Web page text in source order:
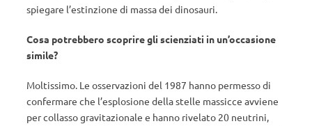
spiegare l’estinzione di massa dei dinosauri.
Cosa potrebbero scoprire gli scienziati in un’occasione
simile?
Moltissimo. Le osservazioni del 1987 hanno permesso di
confermare che l’esplosione della stelle massicce avviene
per collasso gravitazionale e hanno rivelato 20 neutrini,